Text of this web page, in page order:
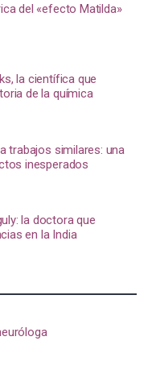
del «efecto Matilda»
la científica que
de la química
trabajos similares: una
inesperados
la doctora que
en la India